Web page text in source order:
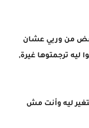
من وريي عشان
ترجمتوها غيرة,
ليه وأنت مش